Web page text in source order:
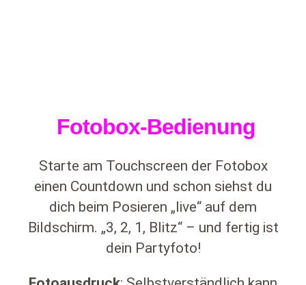
Fotobox-Bedienung
Starte am Touchscreen der Fotobox
einen Countdown und schon siehst du
dich beim Posieren „live“ auf dem
Bildschirm. „3, 2, 1, Blitz“ – und fertig ist
dein Partyfoto!